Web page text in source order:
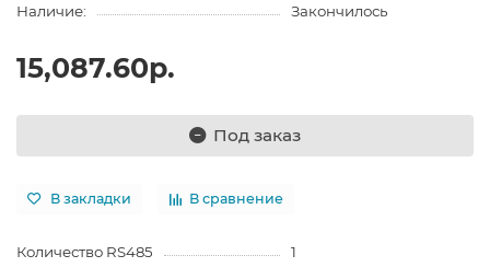
Наличие:
Закончилось
15,087.60р.
Под заказ
В закладки В сравнение
Количество RS485
1